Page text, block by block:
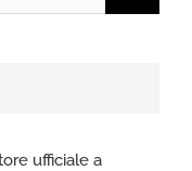
ufficiale a